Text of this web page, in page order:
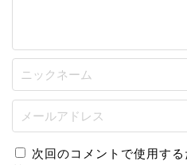
次回のコメントで使用す